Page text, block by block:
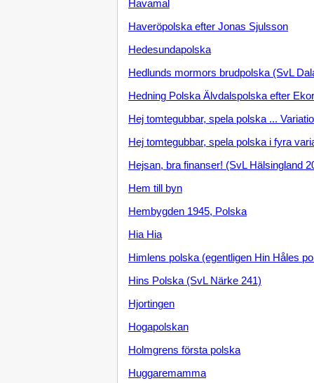
Havamal
Haveröpolska efter Jonas Sjulsson
Hedesundapolska
Hedlunds mormors brudpolska (SvL
Hedning Polska Älvdalspolska efter
Hej tomtegubbar, spela polska ...
Hej tomtegubbar, spela polska i fyra
Hejsan, bra finanser! (SvL Hälsingland
Hem till byn
Hembygden 1945, Polska
Hia Hia
Himlens polska (egentligen Hin Håles
Hins Polska (SvL Närke 241)
Hjortingen
Hogapolskan
Holmgrens första polska
Huggaremamma